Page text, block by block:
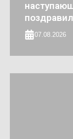
07.08.2026